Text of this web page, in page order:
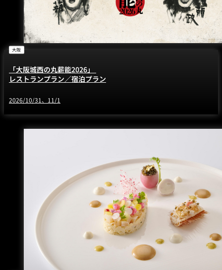
大阪
「大阪城西の丸薪能2026」
レストランプラン／宿泊プラン
2026/10/31、11/1